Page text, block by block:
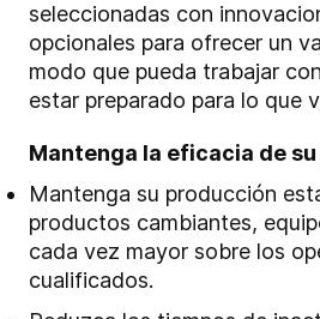
seleccionadas con
opcionales para ofrecer un
modo que pueda trabajar
estar preparado para lo que
Mantenga la eficacia de
Mantenga su producción
productos cambiantes,
cada vez mayor sobre los
cualificados.